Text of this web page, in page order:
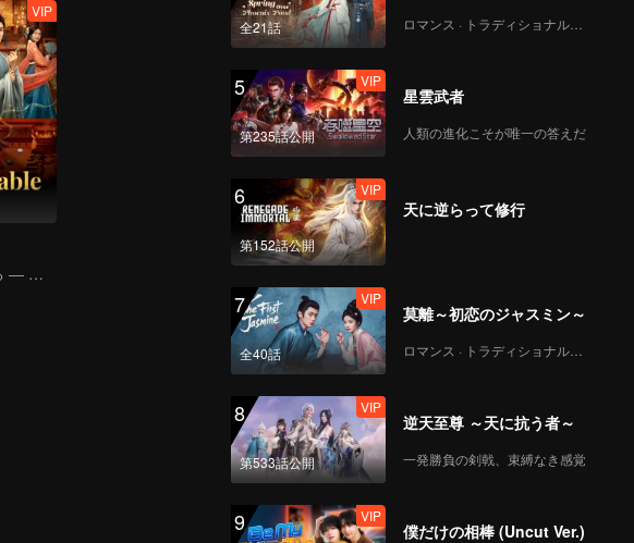
VIP
血が館を染める ― 入った者は二度と戻らぬ。
全21話 ロマンス · トラディショナル・コスチューム
5
第235話公開
VIP
星雲武者
人類の進化こそが唯一の答えだ
6
第152話公開
VIP
天に逆らって修行
7
全40話
VIP
莫離～初恋のジャスミン～
ロマンス · トラディショナル・コスチューム
8
第533話公開
VIP
逆天至尊 ～天に抗う者～
一発勝負の剣戟、束縛なき感覚
9 VIP
僕だけの相棒 (Uncut Ver.)